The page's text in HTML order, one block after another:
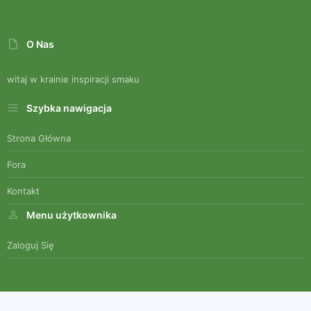
O Nas
witaj w krainie inspiracji smaku
Szybka nawigacja
Strona Główna
Fora
Kontakt
Menu użytkownika
Zaloguj Się